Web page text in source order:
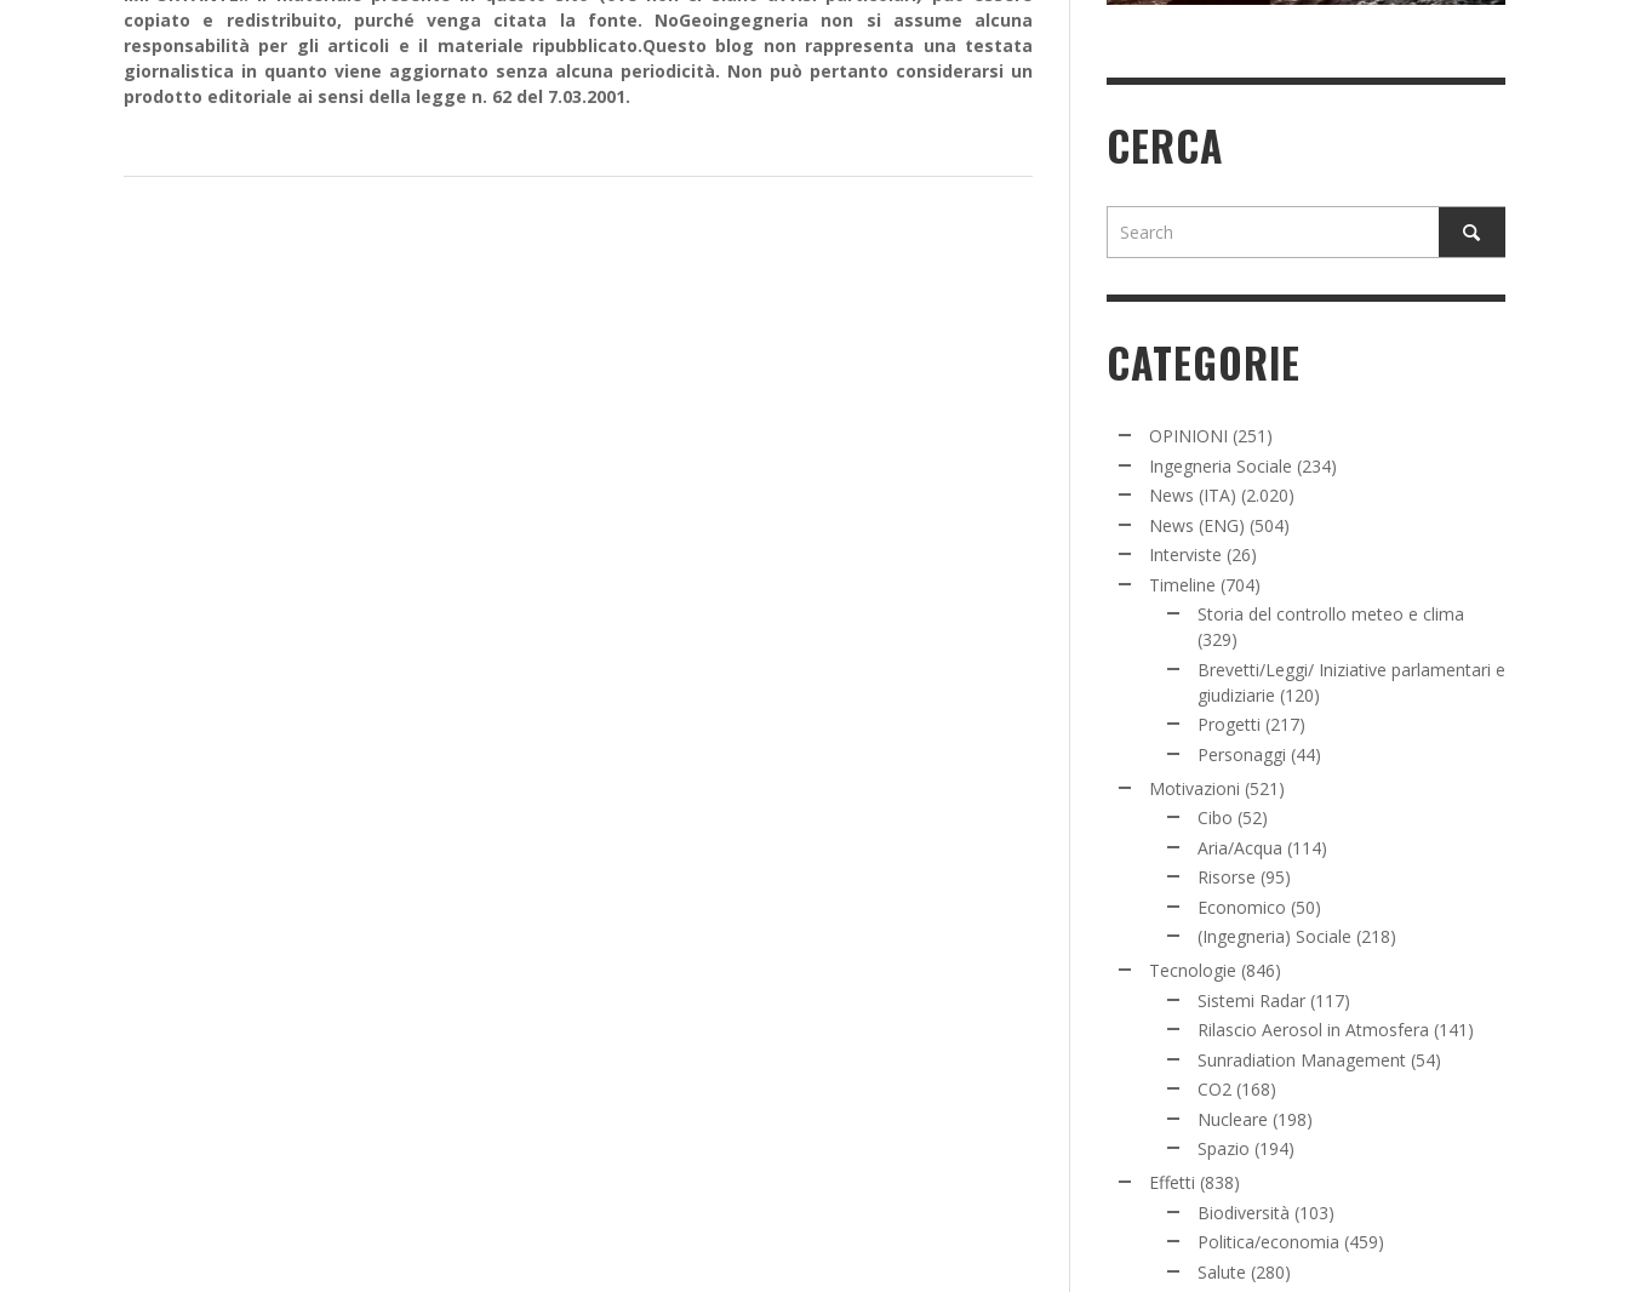
copiato e redistribuito, purché venga citata la fonte. NoGeoingegneria non si assume alcuna
responsabilità per gli articoli e il materiale ripubblicato.Questo blog non rappresenta una testata
giornalistica in quanto viene aggiornato senza alcuna periodicità. Non può pertanto considerarsi un
prodotto editoriale ai sensi della legge n. 62 del 7.03.2001.
CERCA
CATEGORIE
OPINIONI (251)
Ingegneria Sociale (234)
News (ITA) (2.020)
News (ENG) (504)
Interviste (26)
Timeline (704)
Storia del controllo meteo e clima
(329)
Brevetti/Leggi/ Iniziative parlamentari e
giudiziarie (120)
Progetti (217)
Personaggi (44)
Motivazioni (521)
Cibo (52)
Aria/Acqua (114)
Risorse (95)
Economico (50)
(Ingegneria) Sociale (218)
Tecnologie (846)
Sistemi Radar (117)
Rilascio Aerosol in Atmosfera (141)
Sunradiation Management (54)
CO2 (168)
Nucleare (198)
Spazio (194)
Effetti (838)
Biodiversità (103)
Politica/economia (459)
Salute (280)